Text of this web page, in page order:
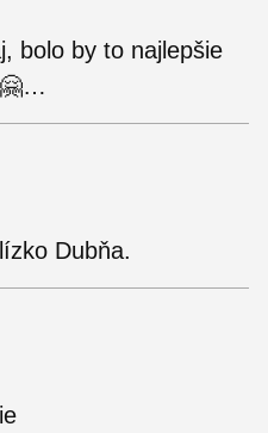
bolo by to najlepšie
Dubňa.